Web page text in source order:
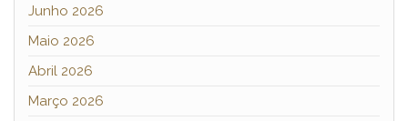
Junho 2026
Maio 2026
Abril 2026
Março 2026